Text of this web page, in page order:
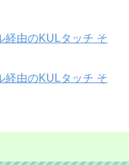
経由のKULタッチ そ
経由のKULタッチ そ